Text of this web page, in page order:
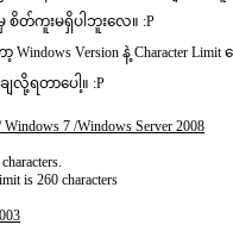
တ်ကူးမရှိပါဘူးလေ။ :P
Version နဲ့ Character
ျလို့ရတာပေါ့။ :P
7 /Windows Server 2008
is 260 characters